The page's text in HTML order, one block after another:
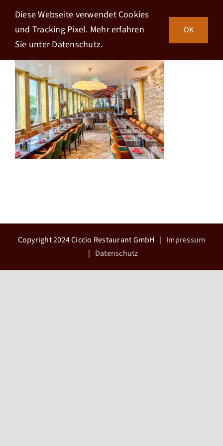
Inhalt
springen
Copyright 2024 Ciccio Restaurant GmbH | Impressum
| Datenschutz
Diese Webseite verwendet Cookies
und Tracking Pixel. Mehr erfahren
Sie unterDatenschutz.
OK